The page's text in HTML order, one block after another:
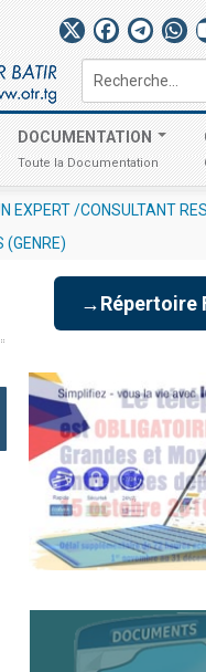
Rechercher
DOCUMENTATION
Toute la Documentation
AVIS AUX OPÉRATEURS
→Répertoire